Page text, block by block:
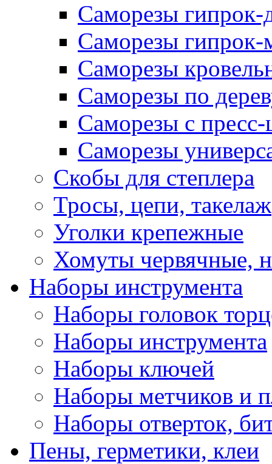
Саморезы гипрок-
Саморезы гипрок-
Саморезы
Саморезы по
Саморезы с
Саморезы
Скобы для степлера
Тросы, цепи, такелаж
Уголки крепежные
Хомуты червячные,
Наборы инструмента
Наборы головок
Наборы инструмента
Наборы ключей
Наборы метчиков и
Наборы отверток,
Пены, герметики, клеи